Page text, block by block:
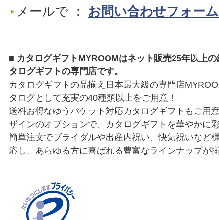
メールで ： お問い合わせフォー
■ カタログギフトMYROOMはネット販売25年以上
タログギフトの専門店です。
カタログギフトの品揃え日本最大級の専門店
タログとして充実の40種類以上をご用意！
送料お得なゆうパケット対応カタログギフトもご用
ザインのオプションで、カタログギフトを華やかに
簡単注文でブライダルや出産内祝い、快気祝いなど
応し、あらゆる方に喜ばれる豊富なラインナップが